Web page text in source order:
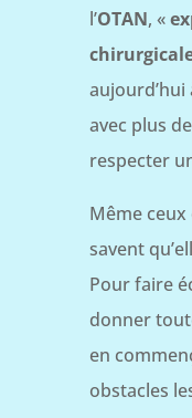
l’OTAN, «
aujourd’hui
avec plus
respecter
Même
savent
Pour faire
donner
en
obstacles